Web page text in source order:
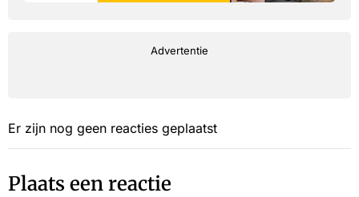
Advertentie
Er zijn nog geen reacties geplaatst
Plaats een reactie